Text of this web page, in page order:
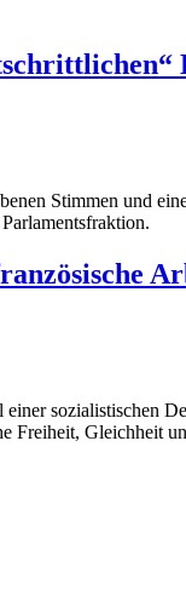
Stimmen und
sozialistischen
Gleichheit